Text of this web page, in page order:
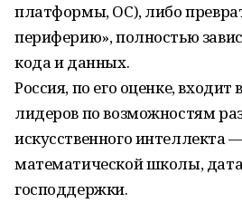
платформы, ОС), либо
периферию», полностью
кода и данных.
Россия, по его оценке,
лидеров по возможностям
искусственного интеллекта
математической школы,
господдержки.